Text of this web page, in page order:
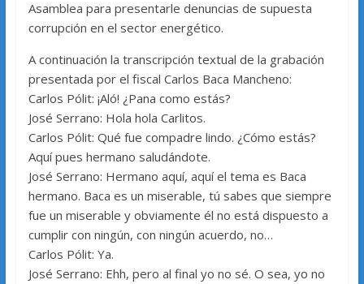
Asamblea para presentarle denuncias de supuesta
corrupción en el sector energético.
A continuación la transcripción textual de la grabación
presentada por el fiscal Carlos Baca Mancheno:
Carlos Pólit: ¡Aló! ¿Pana como estás?
José Serrano: Hola hola Carlitos.
Carlos Pólit: Qué fue compadre lindo. ¿Cómo estás?
Aquí pues hermano saludándote.
José Serrano: Hermano aquí, aquí el tema es Baca
hermano. Baca es un miserable, tú sabes que siempre
fue un miserable y obviamente él no está dispuesto a
cumplir con ningún, con ningún acuerdo, no…
Carlos Pólit: Ya.
José Serrano: Ehh, pero al final yo no sé. O sea, yo no